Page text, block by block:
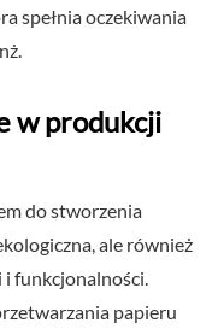
spełnia oczekiwania
w produkcji
do stworzenia
ale również
i funkcjonalności.
papieru